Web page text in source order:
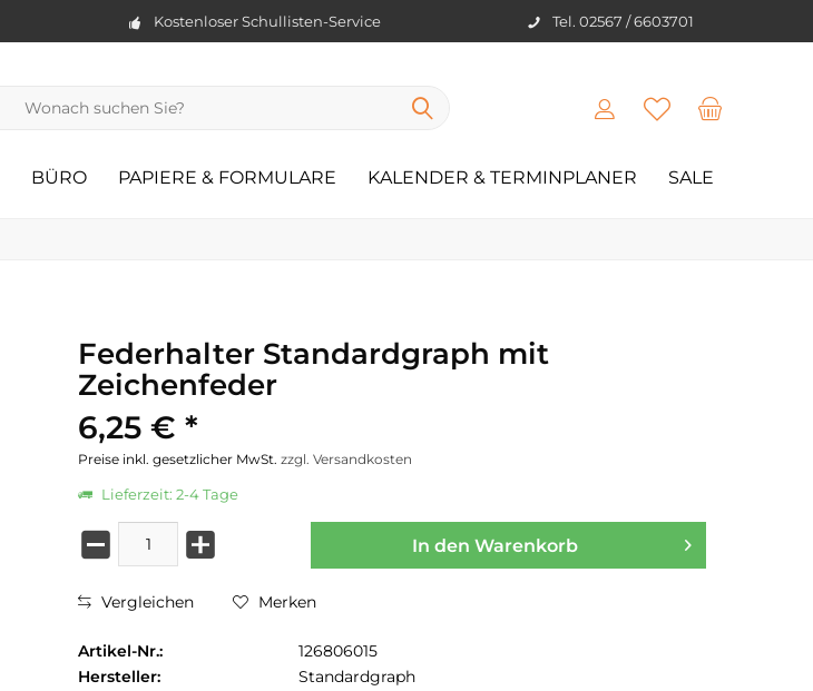
Kostenloser Schullisten-Service Tel. 02567 / 6603701
BÜRO PAPIERE & FORMULARE KALENDER & TERMINPLANER SALE
Federhalter Standardgraph mit
Zeichenfeder
6,25 € *
Preise inkl. gesetzlicher MwSt. zzgl. Versandkosten
Lieferzeit: 2-4 Tage
In den Warenkorb
Vergleichen Merken
Artikel-Nr.:
126806015
Hersteller:
Standardgraph